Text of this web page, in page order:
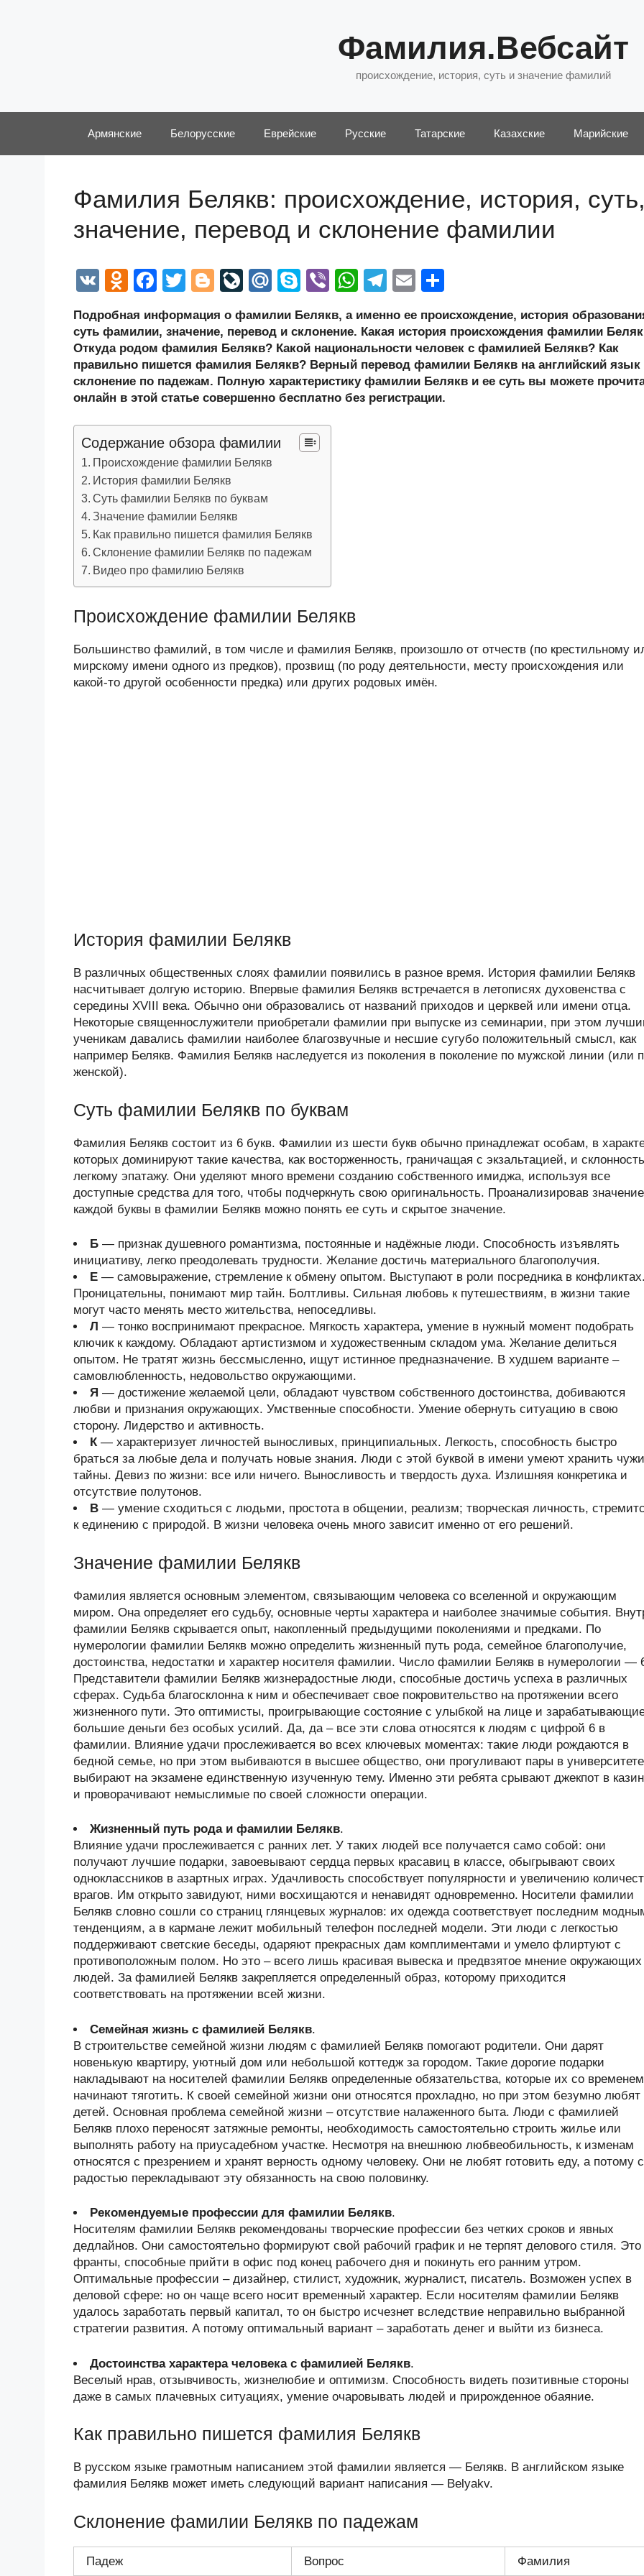
Фамилия.Вебсайт
происхождение, история, суть и значение фамилий
Армянские Белорусские Еврейские Русские Татарские Казахские Марийские
Фамилия Белякв: происхождение, история, суть,
значение, перевод и склонение фамилии
V
O
n
o
kl
a
ss
ni
ki
F
c
e
b
o
o
k
T
tt
er
Bl
g
g
er
Li
e
J
o
ur
n
al
M
.R
u
S
p
e
Vi
er
W
at
s
A
p
T
e
gr
a
m
E
ail р
а
в
и
Подробная информация о фамилии Белякв, а именно ее происхождение, история
суть фамилии, значение, перевод и склонение. Какая история происхождения фамилии
Откуда родом фамилия Белякв? Какой национальности человек с фамилией Белякв? Как
правильно пишется фамилия Белякв? Верный перевод фамилии Белякв на английский язык
склонение по падежам. Полную характеристику фамилии Белякв и ее суть вы можете
онлайн в этой статье совершенно бесплатно без регистрации.
Содержание обзора фамилии
Происхождение фамилии Белякв
История фамилии Белякв
Суть фамилии Белякв по буквам
Значение фамилии Белякв
Как правильно пишется фамилия Белякв
Склонение фамилии Белякв по падежам
Видео про фамилию Белякв
Происхождение фамилии Белякв
Большинство фамилий, в том числе и фамилия Белякв, произошло от отчеств (по крестильному
мирскому имени одного из предков), прозвищ (по роду деятельности, месту происхождения или
какой-то другой особенности предка) или других родовых имён.
История фамилии Белякв
В различных общественных слоях фамилии появились в разное время. История фамилии Белякв
насчитывает долгую историю. Впервые фамилия Белякв встречается в летописях духовенства с
середины XVIII века. Обычно они образовались от названий приходов и церквей или имени отца.
Некоторые священнослужители приобретали фамилии при выпуске из семинарии, при этом
ученикам давались фамилии наиболее благозвучные и несшие сугубо положительный смысл, как
например Белякв. Фамилия Белякв наследуется из поколения в поколение по мужской линии (или
женской).
Суть фамилии Белякв по буквам
Фамилия Белякв состоит из 6 букв. Фамилии из шести букв обычно принадлежат особам, в
которых доминируют такие качества, как восторженность, граничащая с экзальтацией, и
легкому эпатажу. Они уделяют много времени созданию собственного имиджа, используя все
доступные средства для того, чтобы подчеркнуть свою оригинальность. Проанализировав значение
каждой буквы в фамилии Белякв можно понять ее суть и скрытое значение.
Б — признак душевного романтизма, постоянные и надёжные люди. Способность изъявлять
инициативу, легко преодолевать трудности. Желание достичь материального благополучия.
Е — самовыражение, стремление к обмену опытом. Выступают в роли посредника в конфликтах.
Проницательны, понимают мир тайн. Болтливы. Сильная любовь к путешествиям, в жизни такие
могут часто менять место жительства, непоседливы.
Л — тонко воспринимают прекрасное. Мягкость характера, умение в нужный момент подобрать
ключик к каждому. Обладают артистизмом и художественным складом ума. Желание делиться
опытом. Не тратят жизнь бессмысленно, ищут истинное предназначение. В худшем варианте –
самовлюбленность, недовольство окружающими.
Я — достижение желаемой цели, обладают чувством собственного достоинства, добиваются
любви и признания окружающих. Умственные способности. Умение обернуть ситуацию в свою
сторону. Лидерство и активность.
К— характеризует личностей выносливых, принципиальных. Легкость, способность быстро
браться за любые дела и получать новые знания. Люди с этой буквой в имени умеют хранить
тайны. Девиз по жизни: все или ничего. Выносливость и твердость духа. Излишняя конкретика и
отсутствие полутонов.
В — умение сходиться с людьми, простота в общении, реализм; творческая личность,
к единению с природой. В жизни человека очень много зависит именно от его решений.
Значение фамилии Белякв
Фамилия является основным элементом, связывающим человека со вселенной и окружающим
миром. Она определяет его судьбу, основные черты характера и наиболее значимые события.
фамилии Белякв скрывается опыт, накопленный предыдущими поколениями и предками. По
нумерологии фамилии Белякв можно определить жизненный путь рода, семейное благополучие,
достоинства, недостатки и характер носителя фамилии. Число фамилии Белякв в нумерологии —
Представители фамилии Белякв жизнерадостные люди, способные достичь успеха в различных
сферах. Судьба благосклонна к ним и обеспечивает свое покровительство на протяжении всего
жизненного пути. Это оптимисты, проигрывающие состояние с улыбкой на лице и
большие деньги без особых усилий. Да, да – все эти слова относятся к людям с цифрой 6 в
фамилии. Влияние удачи прослеживается во всех ключевых моментах: такие люди рождаются в
бедной семье, но при этом выбиваются в высшее общество, они прогуливают пары в
выбирают на экзамене единственную изученную тему. Именно эти ребята срывают джекпот в
и проворачивают немыслимые по своей сложности операции.
Жизненный путь рода и фамилии Белякв.
Влияние удачи прослеживается с ранних лет. У таких людей все получается само собой: они
получают лучшие подарки, завоевывают сердца первых красавиц в классе, обыгрывают своих
одноклассников в азартных играх. Удачливость способствует популярности и увеличению
врагов. Им открыто завидуют, ними восхищаются и ненавидят одновременно. Носители фамилии
Белякв словно сошли со страниц глянцевых журналов: их одежда соответствует последним
тенденциям, а в кармане лежит мобильный телефон последней модели. Эти люди с легкостью
поддерживают светские беседы, одаряют прекрасных дам комплиментами и умело флиртуют с
противоположным полом. Но это – всего лишь красивая вывеска и предвзятое мнение окружающих
людей. За фамилией Белякв закрепляется определенный образ, которому приходится
соответствовать на протяжении всей жизни.
Семейная жизнь с фамилией Белякв.
В строительстве семейной жизни людям с фамилией Белякв помогают родители. Они дарят
новенькую квартиру, уютный дом или небольшой коттедж за городом. Такие дорогие подарки
накладывают на носителей фамилии Белякв определенные обязательства, которые их со временем
начинают тяготить. К своей семейной жизни они относятся прохладно, но при этом безумно любят
детей. Основная проблема семейной жизни – отсутствие налаженного быта. Люди с фамилией
Белякв плохо переносят затяжные ремонты, необходимость самостоятельно строить жилье или
выполнять работу на приусадебном участке. Несмотря на внешнюю любвеобильность, к изменам
относятся с презрением и хранят верность одному человеку. Они не любят готовить еду, а потому с
радостью перекладывают эту обязанность на свою половинку.
Рекомендуемые профессии для фамилии Белякв.
Носителям фамилии Белякв рекомендованы творческие профессии без четких сроков и явных
дедлайнов. Они самостоятельно формируют свой рабочий график и не терпят делового стиля. Это
франты, способные прийти в офис под конец рабочего дня и покинуть его ранним утром.
Оптимальные профессии – дизайнер, стилист, художник, журналист, писатель. Возможен успех в
деловой сфере: но он чаще всего носит временный характер. Если носителям фамилии Белякв
удалось заработать первый капитал, то он быстро исчезнет вследствие неправильно выбранной
стратегии развития. А потому оптимальный вариант – заработать денег и выйти из бизнеса.
Достоинства характера человека с фамилией Белякв.
Веселый нрав, отзывчивость, жизнелюбие и оптимизм. Способность видеть позитивные стороны
даже в самых плачевных ситуациях, умение очаровывать людей и прирожденное обаяние.
Как правильно пишется фамилия Белякв
В русском языке грамотным написанием этой фамилии является — Белякв. В английском языке
фамилия Белякв может иметь следующий вариант написания — Belyakv.
Склонение фамилии Белякв по падежам
Падеж Вопрос Фамилия